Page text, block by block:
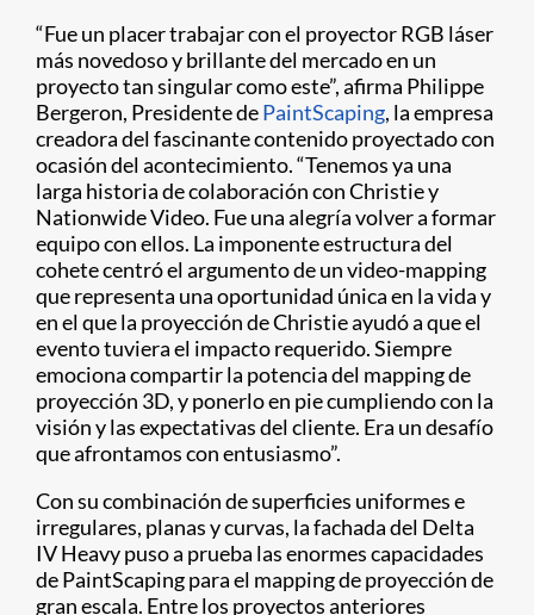
“Fue un placer trabajar con el proyector RGB láser
más novedoso y brillante del mercado en un
proyecto tan singular como este”, afirma Philippe
Bergeron, Presidente dePaintScaping, la empresa
creadora del fascinante contenido proyectado con
ocasión del acontecimiento. “Tenemos ya una
larga historia de colaboración con Christie y
Nationwide Video. Fue una alegría volver a formar
equipo con ellos. La imponente estructura del
cohete centró el argumento de un video-mapping
que representa una oportunidad única en la vida y
en el que la proyección de Christie ayudó a que el
evento tuviera el impacto requerido. Siempre
emociona compartir la potencia del mapping de
proyección 3D, y ponerlo en pie cumpliendo con la
visión y las expectativas del cliente. Era un desafío
que afrontamos con entusiasmo”.
Con su combinación de superficies uniformes e
irregulares, planas y curvas, la fachada del Delta
IV Heavy puso a prueba las enormes capacidades
de PaintScaping para el mapping de proyección de
gran escala. Entre los proyectos anteriores